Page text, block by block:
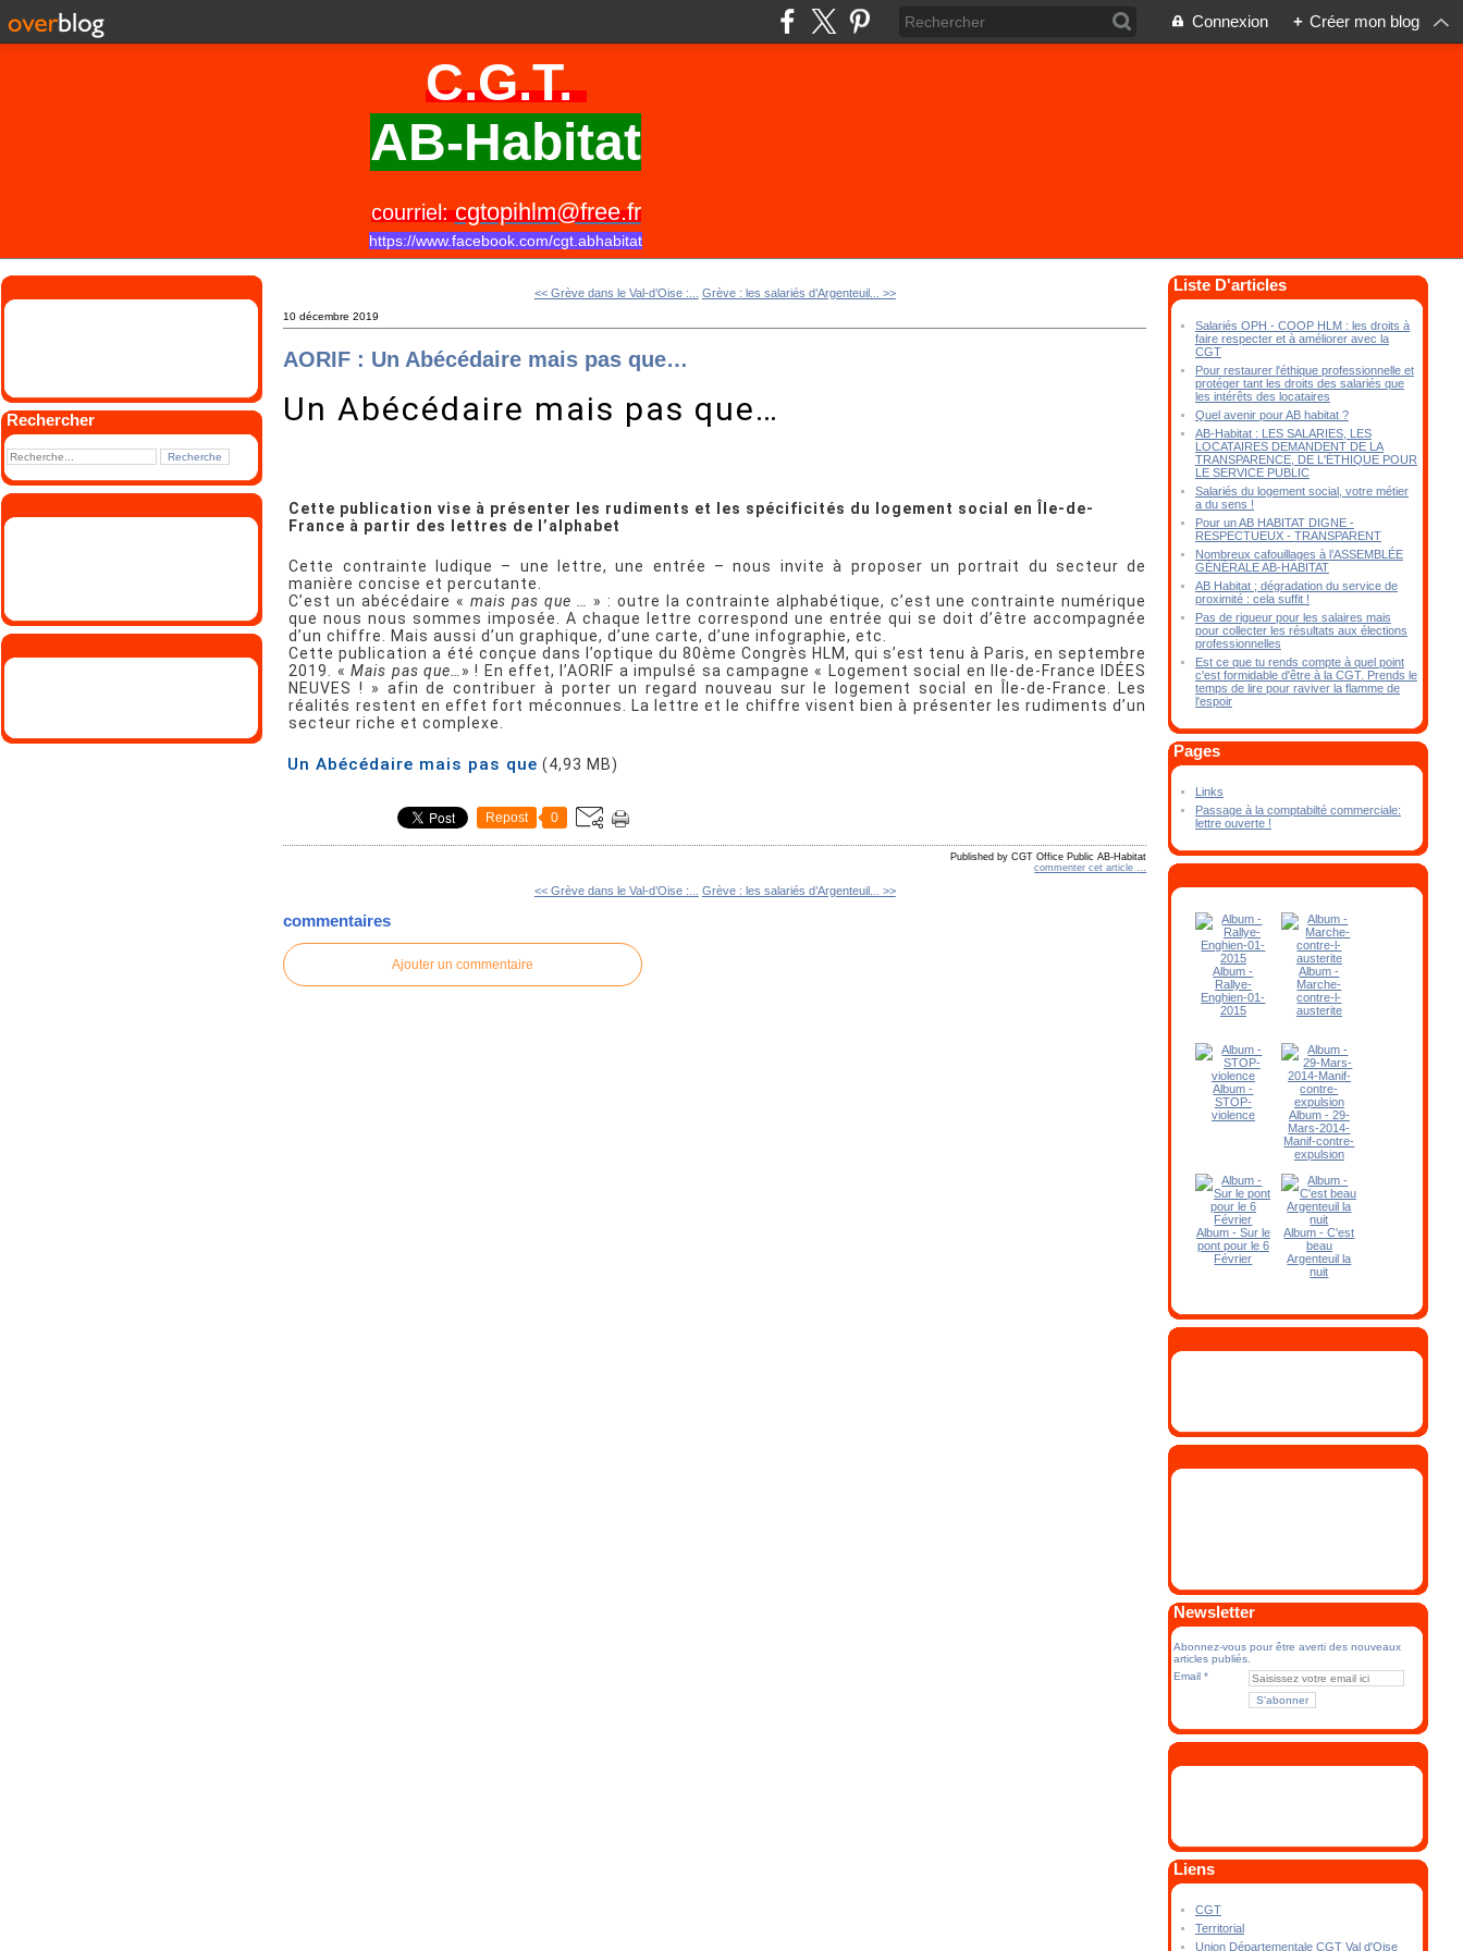
Connexion + Créer mon blog
C.G.T.
AB-Habitat
courriel:cgtopihlm@free.fr
https://www.facebook.com/cgt.abhabitat
Rechercher
<< Grève dans le Val-d’Oise :... Grève : les salariés d’Argenteuil... >>
10 décembre 2019
AORIF : Un Abécédaire mais pas que…
Un Abécédaire mais pas que…
Cette publication vise à présenter les rudiments et les spécificités du logement social en Île-de-
France à partir des lettres de l’alphabet
Cette contrainte ludique – une lettre, une entrée – nous invite à proposer un portrait du secteur de
manière concise et percutante.
C’est un abécédaire « mais pas que …
» : outre la contrainte alphabétique, c’est une contrainte numérique
que nous nous sommes imposée. A chaque lettre correspond une entrée qui se doit d’être accompagnée
d’un chiffre. Mais aussi d’un graphique, d’une carte, d’une infographie, etc.
Cette publication a été conçue dans l’optique du 80ème Congrès HLM, qui s’est tenu à Paris, en septembre
2019. « Mais pas que… » ! En effet, l’AORIF a impulsé sa campagne « Logement social en Ile-de-France IDÉES
NEUVES ! » afin de contribuer à porter un regard nouveau sur le logement social en Île-de-France. Les
réalités restent en effet fort méconnues. La lettre et le chiffre visent bien à présenter les rudiments d’un
secteur riche et complexe.
Un Abécédaire mais pas que (4,93 MB)
Repost 0
Published by CGT Office Public AB-Habitat
commenter cet article …
<< Grève dans le Val-d’Oise :... Grève : les salariés d’Argenteuil... >>
commentaires
Ajouter un commentaire
Liste D'articles
Salariés OPH - COOP HLM : les droits à
faire respecter et à améliorer avec la
CGT
Pour restaurer l'éthique professionnelle et
protéger tant les droits des salariés que
les intérêts des locataires
Quel avenir pour AB habitat ?
AB-Habitat : LES SALARIES, LES
LOCATAIRES DEMANDENT DE LA
TRANSPARENCE, DE L'ÉTHIQUE POUR
LE SERVICE PUBLIC
Salariés du logement social, votre métier
a du sens !
Pour un AB HABITAT DIGNE -
RESPECTUEUX - TRANSPARENT
Nombreux cafouillages à l’ASSEMBLÉE
GÉNÉRALE AB-HABITAT
AB Habitat ; dégradation du service de
proximité : cela suffit !
Pas de rigueur pour les salaires mais
pour collecter les résultats aux élections
professionnelles
Est ce que tu rends compte à quel point
c'est formidable d'être à la CGT. Prends le
temps de lire pour raviver la flamme de
l'espoir
Pages
Links
Passage à la comptabilté commerciale:
lettre ouverte !
Album -
Rallye-
Enghien-01-
2015
Album -
Marche-
contre-l-
austerite
Album -
STOP-
violence
Album - 29-
Mars-2014-
Manif-contre-
expulsion
Album - Sur le
pont pour le 6
Février
Album - C'est
beau
Argenteuil la
nuit
Newsletter
Abonnez-vous pour être averti des nouveaux
articles publiés.
Email
Liens
CGT
Territorial
Union Départementale CGT Val d'Oise